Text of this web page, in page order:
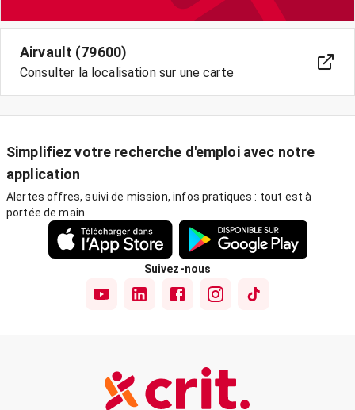
Airvault (79600)
Consulter la localisation sur une carte
Simplifiez votre recherche d'emploi avec notre
application
Alertes offres, suivi de mission, infos pratiques : tout est à
portée de main.
Suivez-nous